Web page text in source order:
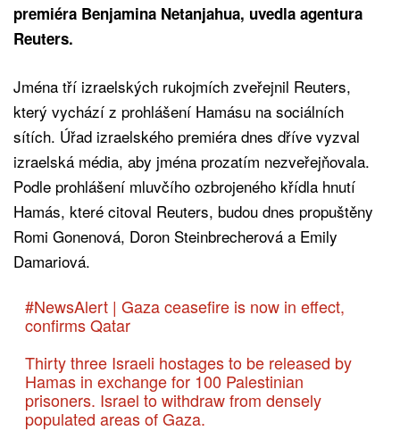
premiéra Benjamina Netanjahua, uvedla agentura
Reuters.
Jména tří izraelských rukojmích zveřejnil Reuters,
který vychází z prohlášení Hamásu na sociálních
sítích. Úřad izraelského premiéra dnes dříve vyzval
izraelská média, aby jména prozatím nezveřejňovala.
Podle prohlášení mluvčího ozbrojeného křídla hnutí
Hamás, které citoval Reuters, budou dnes propuštěny
Romi Gonenová, Doron Steinbrecherová a Emily
Damariová.
#NewsAlert| Gaza ceasefire is now in effect,
confirms Qatar
Thirty three Israeli hostages to be released by
Hamas in exchange for 100 Palestinian
prisoners. Israel to withdraw from densely
populated areas of Gaza.